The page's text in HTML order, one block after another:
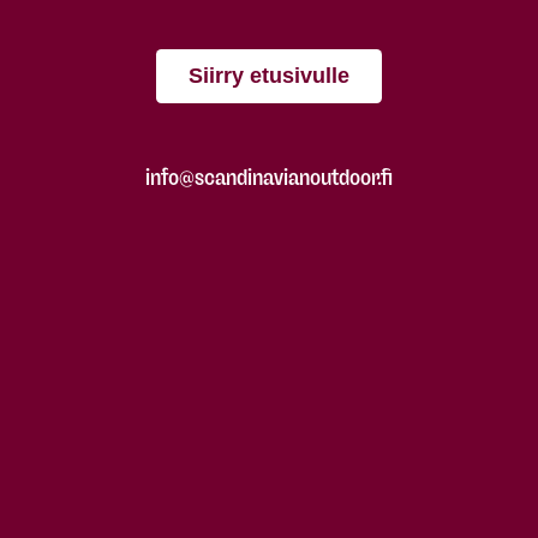
Siirry etusivulle
info@scandinavianoutdoor.fi